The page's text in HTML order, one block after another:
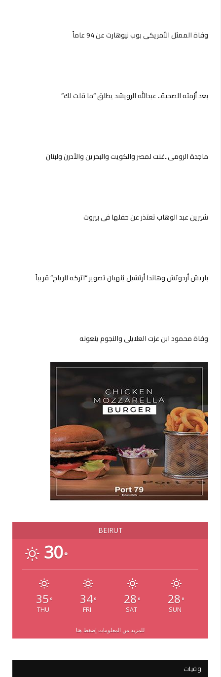
وفاة الممثل الأمريكي بوب نيوهارت عن 94 عاماً
بعد أزمته الصحية.. عبدالله الرويشد يطلق “ما قلت لك”
ماجدة الرومى..غنت لمصر والكويت والبحرين والأدرن ولبنان
شيرين عبد الوهاب تعتذر عن حفلها في بيروت
باريش أردوتش وهاندا أرتشيل يُنهيان تصوير “اتركه للرياح” قريباً
وفاة محمود ابن عزت العلايلي والنجوم ينعونه
BEIRUT
30°
35 °
THU
34°
FRI
28 °
SAT
28 °
SUN
للمزيد من المعلومات إضغط هنا
وفيات